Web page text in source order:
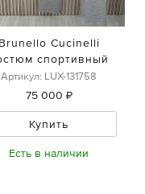
Brunello Cucinelli
спортивный
Артикул: LUX-131758
75 000 ₽
Купить
Есть в наличии